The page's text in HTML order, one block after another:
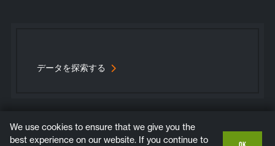
データを探索する
Bluesky InstagramLinkedInYouTube
We use cookies to ensure that we give you the
best experience on our website. If you continue to